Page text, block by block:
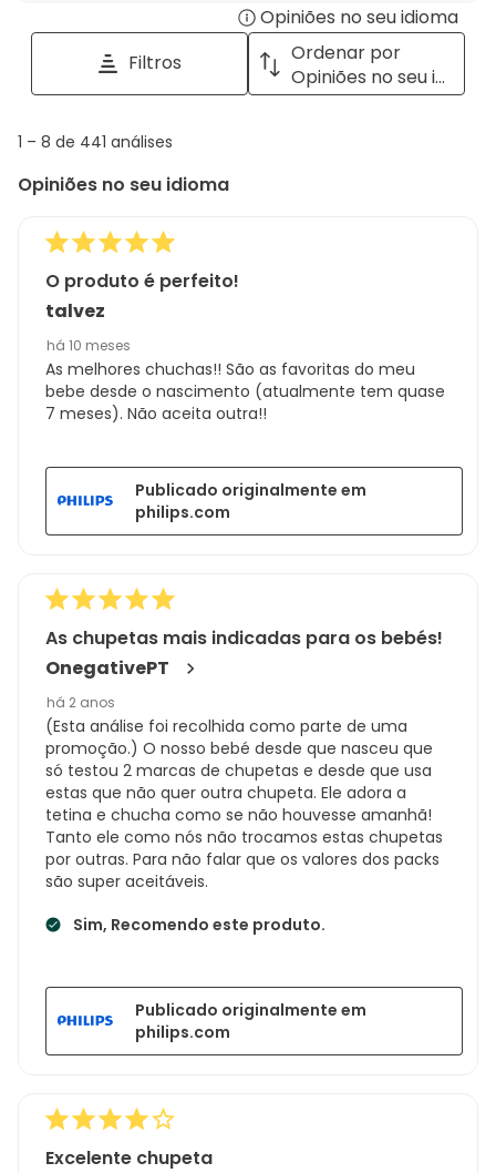
Opiniões no seu idioma
a
with
Filtros
Ordenar por
Opiniões no seu idioma
1
8
análises
1 – 8 de 441 análises
Opiniões no seu idioma
O produto é perfeito!
talvez
há 10 meses
As melhores chuchas!! São as favoritas do meu
bebe desde o nascimento (atualmente tem quase
7 meses). Não aceita outra!!
Publicado originalmente em
philips.com
As chupetas mais indicadas para os bebés!
OnegativePT
há 2 anos
(Esta análise foi recolhida como parte de uma
promoção.) O nosso bebé desde que nasceu que
só testou 2 marcas de chupetas e desde que usa
estas que não quer outra chupeta. Ele adora a
tetina e chucha como se não houvesse amanhã!
Tanto ele como nós não trocamos estas chupetas
por outras. Para não falar que os valores dos packs
são super aceitáveis.
Sim, Recomendo este produto.
Publicado originalmente em
philips.com
Excelente chupeta